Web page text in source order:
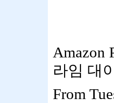
Amazon
라임 대
From